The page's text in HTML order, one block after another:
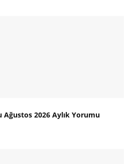
Ağustos 2026 Aylık Yorumu